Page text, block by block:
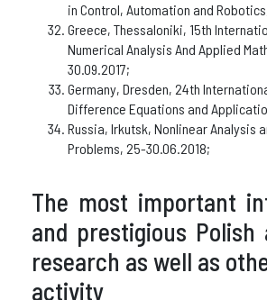
in Control, Automation and
Greece, Thessaloniki, 15th
Numerical Analysis And Applied
30.09.2017;
Germany, Dresden, 24th
Difference Equations and
Russia, Irkutsk, Nonlinear Analysis
Problems, 25-30.06.2018;
The most important
and prestigious Polish
research as well as
activity